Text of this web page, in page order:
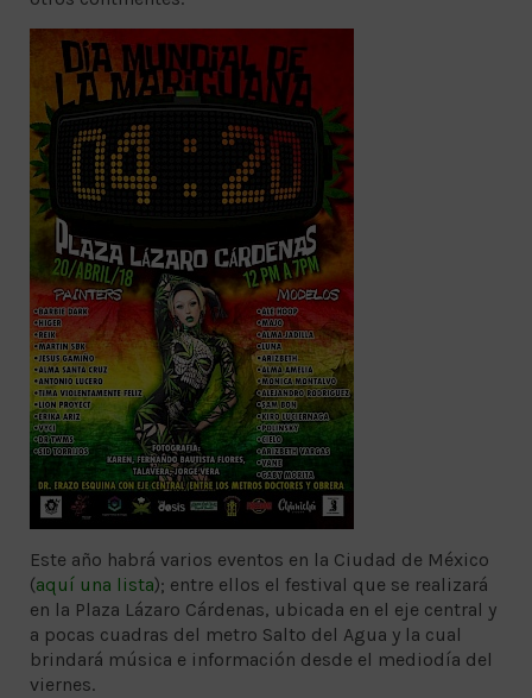
Este año habrá varios eventos en la Ciudad de México
(aquí una lista); entre ellos el festival que se realizará
en la Plaza Lázaro Cárdenas, ubicada en el eje central y
a pocas cuadras del metro Salto del Agua y la cual
brindará música e información desde el mediodía del
viernes.